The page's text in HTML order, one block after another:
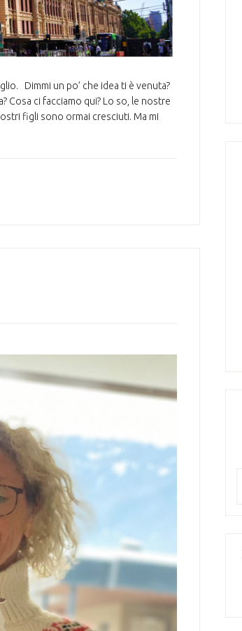
Dimmi un po’ che idea ti è venuta?
Cosa ci facciamo qui? Lo so, le nostre
figli sono ormai cresciuti. Ma mi